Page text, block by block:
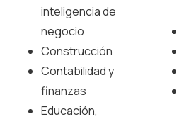
inteligencia de
negocio
Construcción
Contabilidad y
finanzas
Educación,